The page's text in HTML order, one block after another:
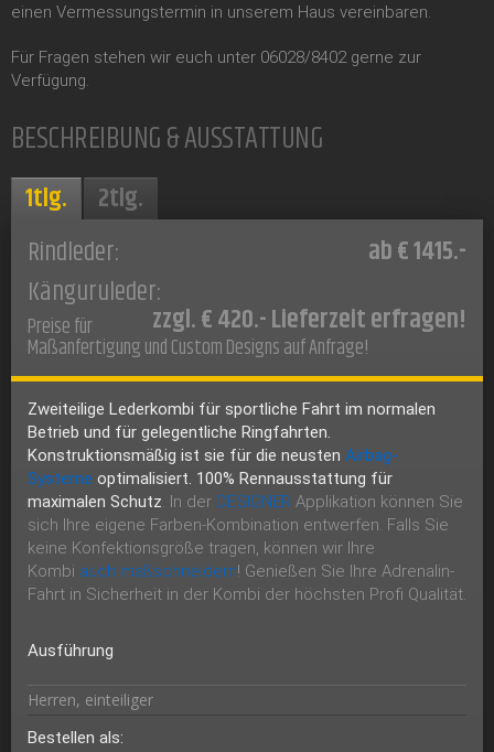
einen Vermessungstermin in unserem Haus vereinbaren.
Für Fragen stehen wir euch unter 06028/8402 gerne zur
Verfügung.
BESCHREIBUNG & AUSSTATTUNG
1tlg.
2tlg.
Rindleder:
ab € 1415.-
Känguruleder:
zzgl. € 420.- Lieferzeit erfragen!
Preise für
Maßanfertigung und Custom Designs auf Anfrage!
Zweiteilige Lederkombi für sportliche Fahrt im normalen
Betrieb und für gelegentliche Ringfahrten.
Konstruktionsmäßig ist sie für die neusten Airbag-
Systeme optimalisiert. 100% Rennausstattung für
maximalen Schutz . In der DESIGNER Applikation können Sie
sich Ihre eigene Farben-Kombination entwerfen. Falls Sie
keine Konfektionsgröße tragen, können wir Ihre
Kombi auch maßschneidern! Genießen Sie Ihre Adrenalin-
Fahrt in Sicherheit in der Kombi der höchsten Profi Qualität.
Ausführung
Herren, einteiliger
Bestellen als: